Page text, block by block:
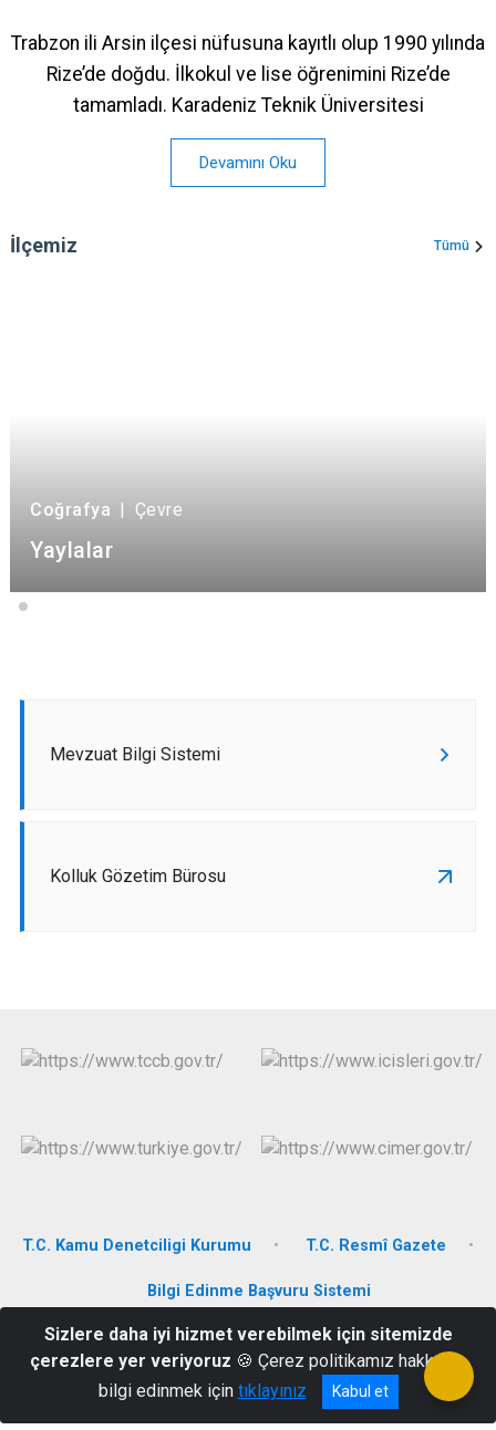
Trabzon ili Arsin ilçesi nüfusuna kayıtlı olup 1990 yılında
Rize’de doğdu. İlkokul ve lise öğrenimini Rize’de
tamamladı. Karadeniz Teknik Üniversitesi
Devamını Oku
İlçemiz Tümü
Coğrafya | Çevre
Yaylalar
Mevzuat Bilgi Sistemi
Kolluk Gözetim Bürosu
T.C. Kamu Denetciligi Kurumu T.C. Resmî Gazete
Bilgi Edinme Başvuru Sistemi
Saray Mahallesi Adil CANDEMİR Caddesi. 05720
Hamamözü/AMASYA
03587876116
Sizlere daha iyi hizmet verebilmek için sitemizde
çerezlere yer veriyoruz 🍪 Çerez politikamız hakkında
bilgi edinmek için tıklayınız Kabul et